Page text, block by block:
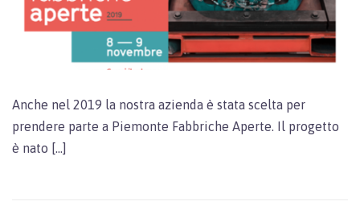
Anche nel 2019 la nostra azienda è stata scelta per
prendere parte a Piemonte Fabbriche Aperte. Il progetto
è nato […]